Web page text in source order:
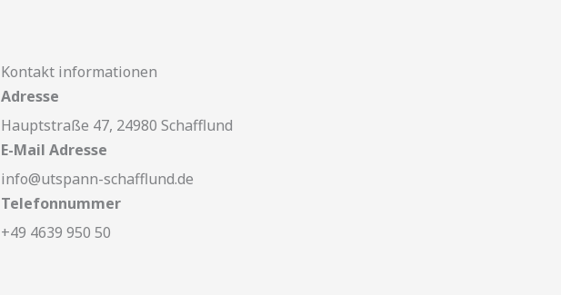
Kontakt informationen
Adresse
Hauptstraße 47, 24980 Schafflund
E-Mail Adresse
info@utspann-schafflund.de
Telefonnummer
+49 4639 950 50